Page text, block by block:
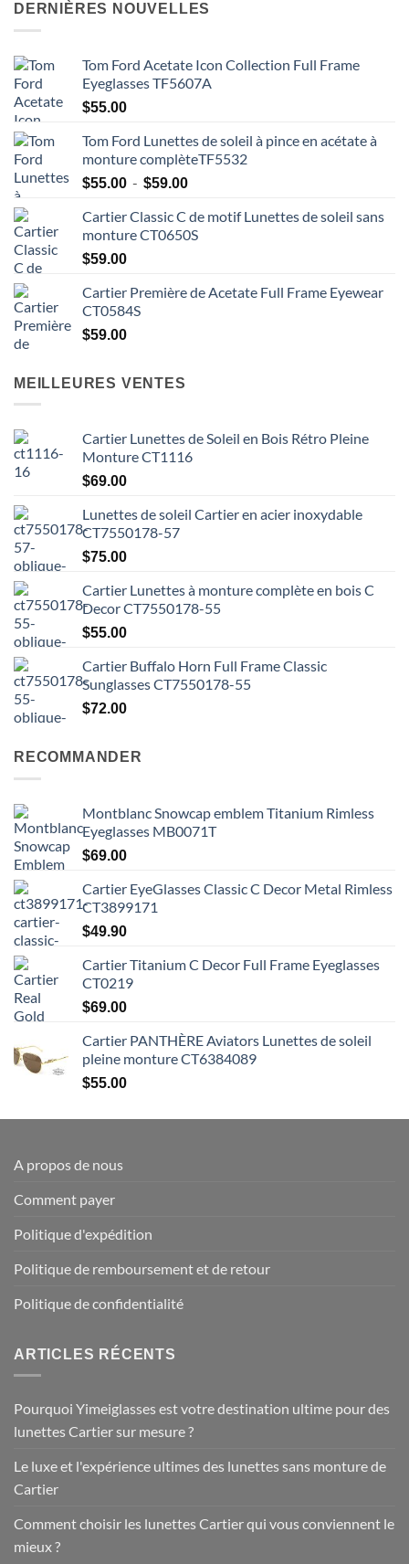
DERNIÈRES NOUVELLES
Tom Ford Acetate Icon Collection Full Frame
Eyeglasses TF5607A
$55.00
Tom Ford Lunettes de soleil à pince en acétate à
monture complèteTF5532
$55.00 - $59.00Plage
prix
:
$59.00
Cartier Classic C de motif Lunettes de soleil sans
monture CT0650S
$59.00
Cartier Première de Acetate Full Frame Eyewear
CT0584S
$59.00
MEILLEURES VENTES
Cartier Lunettes de Soleil en Bois Rétro Pleine
Monture CT1116
$69.00
Lunettes de soleil Cartier en acier inoxydable
CT7550178-57
$75.00
Cartier Lunettes à monture complète en bois C
Decor CT7550178-55
$55.00
Cartier Buffalo Horn Full Frame Classic
Sunglasses CT7550178-55
$72.00
RECOMMANDER
Montblanc Snowcap emblem Titanium Rimless
Eyeglasses MB0071T
$69.00
Cartier EyeGlasses Classic C Decor Metal Rimless
CT3899171
$49.90
Cartier Titanium C Decor Full Frame Eyeglasses
CT0219
$69.00
Cartier PANTHÈRE Aviators Lunettes de soleil
pleine monture CT6384089
$55.00
A propos de nous
Comment payer
Politique d'expédition
Politique de remboursement et de retour
Politique de confidentialité
ARTICLES RÉCENTS
Pourquoi Yimeiglasses est votre destination ultime pour des
lunettes Cartier sur mesure ?
Le luxe et l'expérience ultimes des lunettes sans monture de
Cartier
Comment choisir les lunettes Cartier qui vous conviennent le
mieux ?